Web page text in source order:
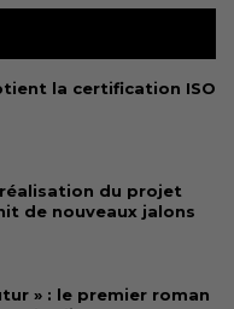
la certification ISO
du projet
de nouveaux jalons
» : le premier roman